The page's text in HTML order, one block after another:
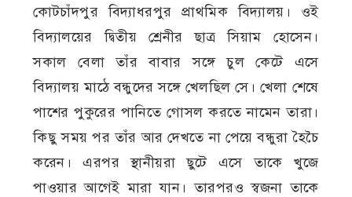
কোটচাঁদপুর বিদ্যাধরপুর প্রাথমিক বিদ্যালয়। ওই
বিদ্যালয়ের দ্বিতীয় শ্রেনীর ছাত্র সিয়াম হোসেন।
সকাল বেলা তাঁর বাবার সঙ্গে চুল কেটে এসে
বিদ্যালয় মাঠে বন্ধুদের সঙ্গে খেলছিল সে। খেলা শেষে
পাশের পুকুরের পানিতে গোসল করতে নামেন তারা।
কিছু সময় পর তাঁর আর দেখতে না পেয়ে বন্ধুরা হৈচৈ
করেন। এরপর স্থানীয়রা ছুটে এসে তাকে খুজে
পাওয়ার আগেই মারা যান। তারপরও স্বজনা তাকে